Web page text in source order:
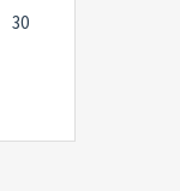
30